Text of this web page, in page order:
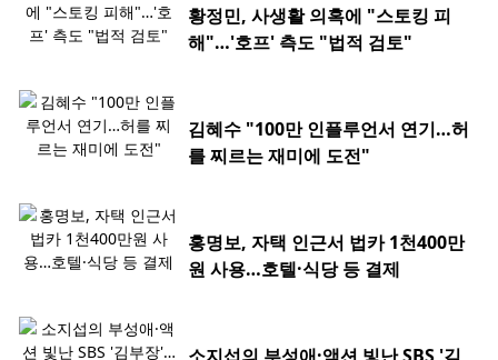
황정민, 사생활 의혹에 "스토킹 피
해"…'호프' 측도 "법적 검토"
김혜수 "100만 인플루언서 연기…허
를 찌르는 재미에 도전"
홍명보, 자택 인근서 법카 1천400만
원 사용…호텔·식당 등 결제